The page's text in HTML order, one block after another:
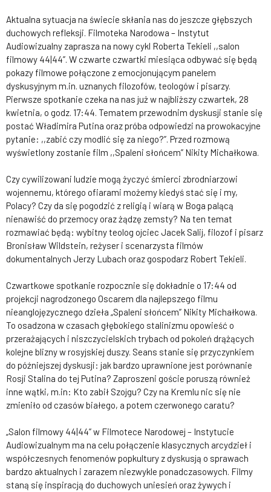
Aktualna sytuacja na świecie skłania nas do jeszcze głębszych
duchowych refleksji. Filmoteka Narodowa – Instytut
Audiowizualny zaprasza na nowy cykl Roberta Tekieli ,,salon
filmowy 44|44”. W czwarte czwartki miesiąca odbywać się będą
pokazy filmowe połączone z emocjonującym panelem
dyskusyjnym m.in. uznanych filozofów, teologów i pisarzy.
Pierwsze spotkanie czeka na nas już w najbliższy czwartek, 28
kwietnia, o godz. 17:44. Tematem przewodnim dyskusji stanie się
postać Władimira Putina oraz próba odpowiedzi na prowokacyjne
pytanie: ,,zabić czy modlić się za niego?”. Przed rozmową
wyświetlony zostanie film ,,Spaleni słońcem” Nikity Michałkowa.
Czy cywilizowani ludzie mogą życzyć śmierci zbrodniarzowi
wojennemu, którego ofiarami możemy kiedyś stać się i my,
Polacy? Czy da się pogodzić z religią i wiarą w Boga palącą
nienawiść do przemocy oraz żądzę zemsty? Na ten temat
rozmawiać będą: wybitny teolog ojciec Jacek Salij, filozof i pisarz
Bronisław Wildstein, reżyser i scenarzysta filmów
dokumentalnych Jerzy Lubach oraz gospodarz Robert Tekieli.
Czwartkowe spotkanie rozpocznie się dokładnie o 17:44 od
projekcji nagrodzonego Oscarem dla najlepszego filmu
nieanglojęzycznego dzieła „Spaleni słońcem” Nikity Michałkowa.
To osadzona w czasach głębokiego stalinizmu opowieść o
przerażających i niszczycielskich trybach od pokoleń drążących
kolejne blizny w rosyjskiej duszy. Seans stanie się przyczynkiem
do późniejszej dyskusji: jak bardzo uprawnione jest porównanie
Rosji Stalina do tej Putina? Zaproszeni goście poruszą również
inne wątki, m.in: Kto zabił Szojgu? Czy na Kremlu nic się nie
zmieniło od czasów białego, a potem czerwonego caratu?
„Salon filmowy 44|44” w Filmotece Narodowej – Instytucie
Audiowizualnym ma na celu połączenie klasycznych arcydzieł i
współczesnych fenomenów popkultury z dyskusją o sprawach
bardzo aktualnych i zarazem niezwykle ponadczasowych. Filmy
staną się inspiracją do duchowych uniesień oraz żywych i